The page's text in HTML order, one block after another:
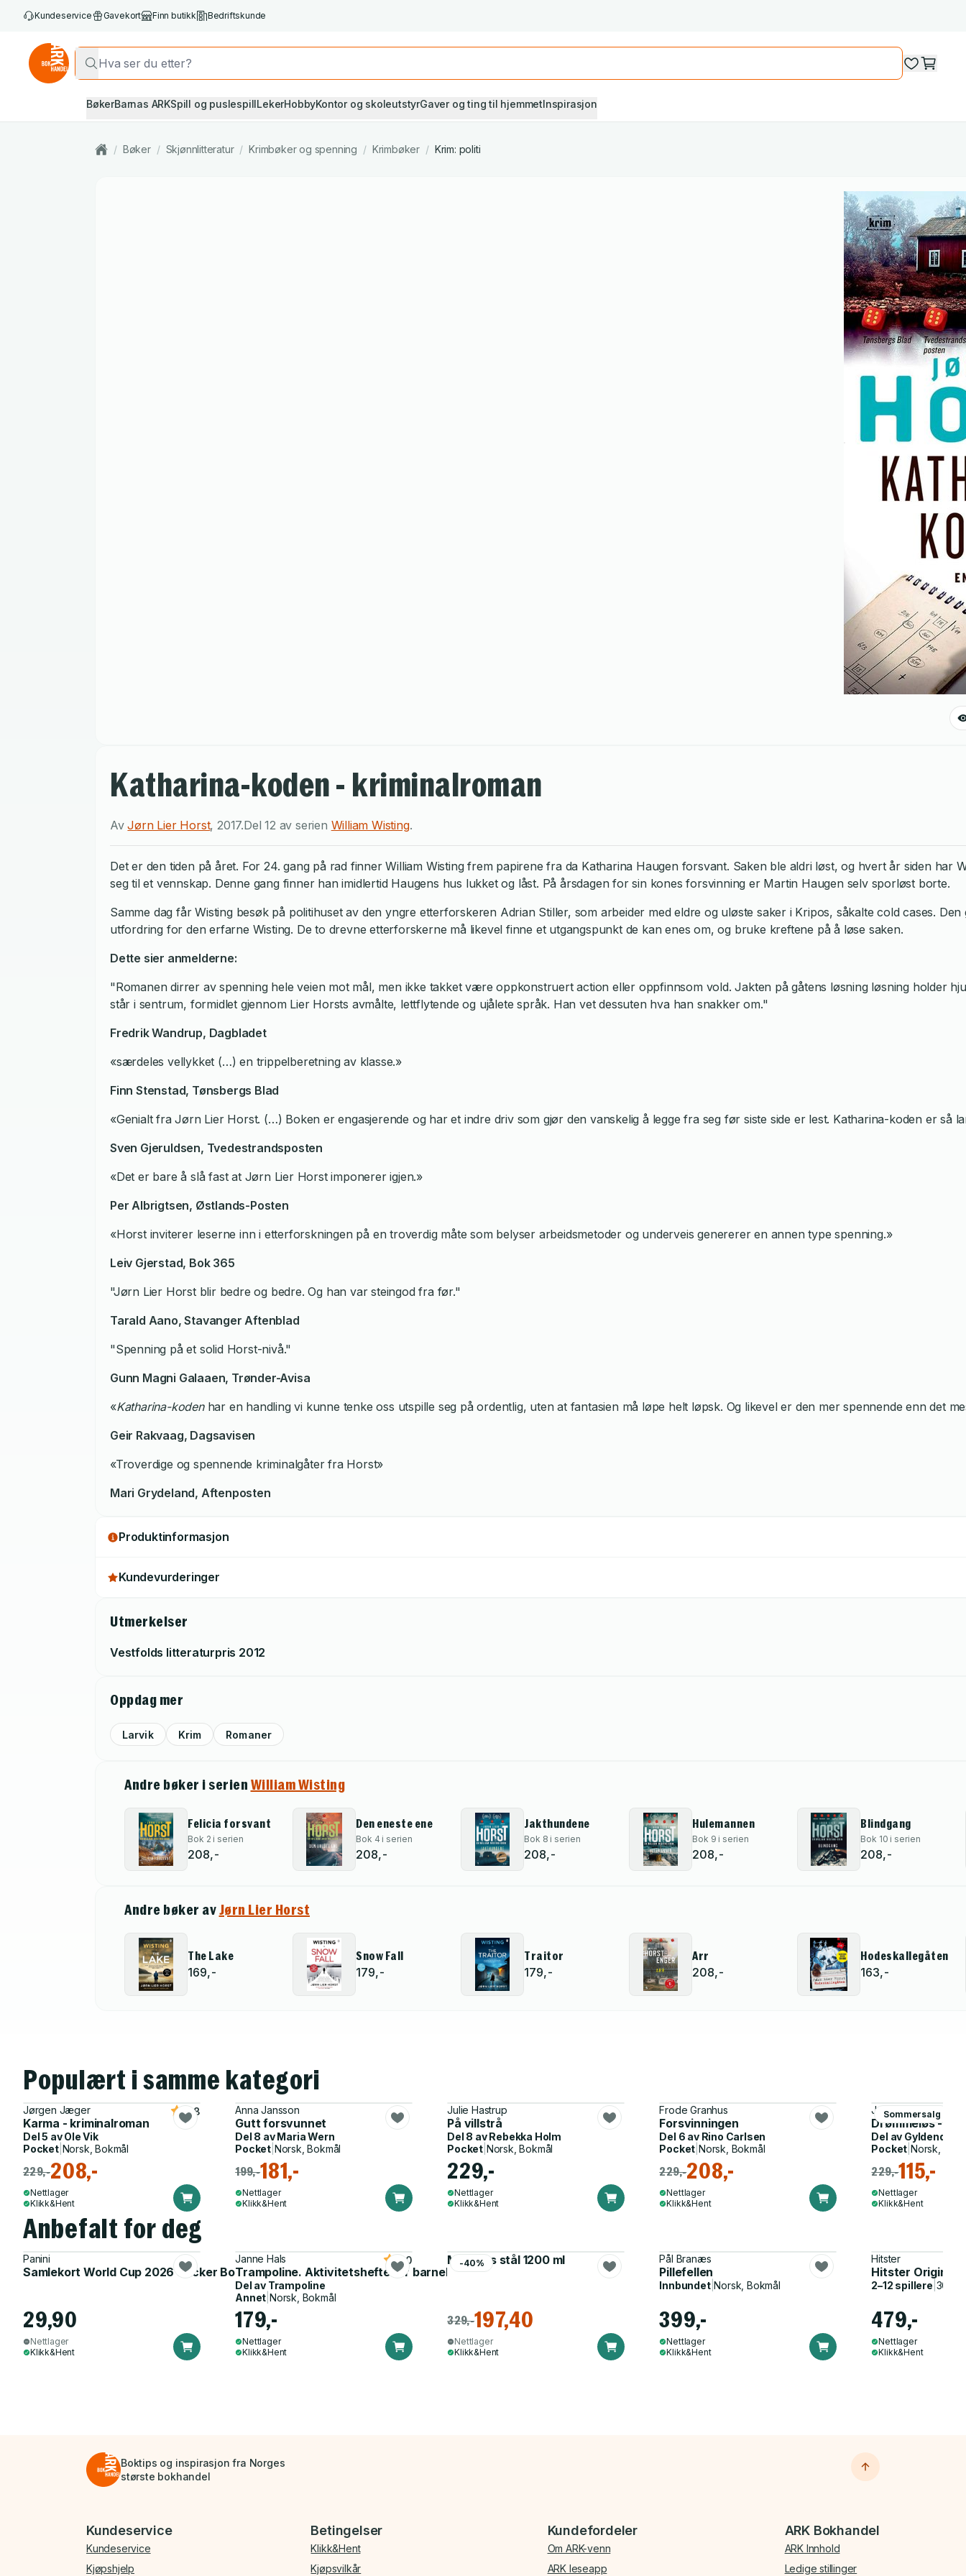
Kundeservice Gavekort Finn butikk Bedriftskunde
BøkerBarnas ARKSpill og puslespillLekerHobbyKontor og skoleutstyrGaver og ting til hjemmetInspirasjon
/ Bøker / Skjønnlitteratur / Krimbøker og spenning / Krimbøker / Krim: politi
Katharina-koden - kriminalroman
AvJørn Lier Horst,2017.Del 12 av serien William Wisting.
Det er den tiden på året. For 24. gang på rad finner William Wisting frem papirene fra da Katharina Haugen forsvant. Saken ble aldri løst, og hvert år siden
seg til et vennskap. Denne gang finner han imidlertid Haugens hus lukket og låst. På årsdagen for sin kones forsvinning er Martin Haugen selv sporløst borte.
Samme dag får Wisting besøk på politihuset av den yngre etterforskeren Adrian Stiller, som arbeider med eldre og uløste saker i Kripos, såkalte cold cases.
utfordring for den erfarne Wisting. De to drevne etterforskerne må likevel finne et utgangspunkt de kan enes om, og bruke kreftene på å løse saken.
Dette sier anmelderne:
"Romanen dirrer av spenning hele veien mot mål, men ikke takket være oppkonstruert action eller oppfinnsom vold. Jakten på gåtens løsning løsning holder
står i sentrum, formidlet gjennom Lier Horsts avmålte, lettflytende og ujålete språk. Han vet dessuten hva han snakker om."
Fredrik Wandrup, Dagbladet
«særdeles vellykket (…) en trippelberetning av klasse.»
Finn Stenstad, Tønsbergs Blad
«Genialt fra Jørn Lier Horst. (…) Boken er engasjerende og har et indre driv som gjør den vanskelig å legge fra seg før siste side er lest. Katharina-koden er
Sven Gjeruldsen, Tvedestrandsposten
«Det er bare å slå fast at Jørn Lier Horst imponerer igjen.»
Per Albrigtsen, Østlands-Posten
«Horst inviterer leserne inn i etterforskningen på en troverdig måte som belyser arbeidsmetoder og underveis genererer en annen type spenning.»
Leiv Gjerstad, Bok 365
"Jørn Lier Horst blir bedre og bedre. Og han var steingod fra før."
Tarald Aano,Stavanger Aftenblad
"Spenning på et solid Horst-nivå."
Gunn Magni Galaaen, Trønder-Avisa
«Katharina-kodenhar en handling vi kunne tenke oss utspille seg på ordentlig, uten at fantasien må løpe helt løpsk. Og likevel er den mer spennende enn det
Geir Rakvaag, Dagsavisen
«Troverdige og spennende kriminalgåter fra Horst»
Mari Grydeland, Aftenposten
Produktinformasjon
Kundevurderinger
Utmerkelser
Vestfolds litteraturpris 2012
Oppdag mer
Larvik Krim Romaner
Andre bøker i serien William Wisting
Felicia forsvant
Bok 2 i serien
208,-
Den eneste ene
Bok 4 i serien
208,-
Jakthundene
Bok 8 i serien
208,-
Hulemannen
Bok 9 i serien
208,-
Blindgang
Bok 10 i serien
208,-
Andre bøker avJørn Lier Horst
The Lake
169,-
Snow Fall
179,-
Traitor
179,-
Arr
208,-
Hodeskallegåten
163,-
Populært i samme kategori
Jørgen Jæger
Karma - kriminalroman
4.8
Del 5 avOle Vik
Pocket| Norsk, Bokmål
229,-208,-
Nettlager
Klikk&Hent
Anna Jansson
Gutt forsvunnet
Del 8 avMaria Wern
Pocket| Norsk, Bokmål
199,-181,-
Nettlager
Klikk&Hent
Julie Hastrup
På villstrå
Del 8 avRebekka Holm
Pocket Norsk, Bokmål
229,-
Nettlager
Klikk&Hent
Frode Granhus
Forsvinningen
Del 6 av Rino Carlsen
Pocket Norsk, Bokmål
229,-208,-
Nettlager
Klikk&Hent
Sommersalg
Jørgen Brekke
Drømmeløs -
Del av Gyldendal
Pocket |Norsk,
229,-115,-
Nettlager
Klikk&Hent
Anbefalt for deg
Panini
Samlekort World Cup 2026 Sticker Booster
29,90
Nettlager
Klikk&Hent
Janne Hals
Trampoline. Aktivitetshefte for barnehagen
5.0
Del av Trampoline
Annet Norsk, Bokmål
179,-
Nettlager
Klikk&Hent
-40%
Matboks stål 1200 ml
329,-197,40
Nettlager
Klikk&Hent
Pål Branæs
Pillefellen
Innbundet|Norsk, Bokmål
399,-
Nettlager
Klikk&Hent
Hitster
Hitster Original
2–12 spillere
479,-
Nettlager
Klikk&Hent
Boktips og inspirasjon fra Norges
største bokhandel
Bunnmeny
Kundeservice
Kundeservice
Kjøpshjelp
Betingelser
Klikk&Hent
Kjøpsvilkår
Kundefordeler
Om ARK-venn
ARK leseapp
ARK Bokhandel
ARK Innhold
Ledige stillinger